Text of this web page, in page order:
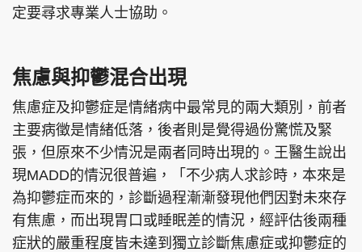
聯絡我們 版權及免責聲明
Copyright © 東周網 版權所有 . 不得轉載
©Eastweek.com.hk. All rights reserved.
定要尋求專業人士協助。
焦慮與抑鬱混合出現
焦慮症及抑鬱症是情緒病中最常見的兩大類別，前者
主要病徵是情緒低落，後者則是覺得過份驚慌及緊
張，但原來不少情況是兩者同時出現的。王醫生說出
現MADD的情況很普遍，「不少病人求診時，本來是
為抑鬱症而來的，診斷過程漸漸發現他們因對未來存
有焦慮，而出現胃口或睡眠差的情況，經評估後兩種
症狀的嚴重程度皆未達到獨立診斷焦慮症或抑鬱症的